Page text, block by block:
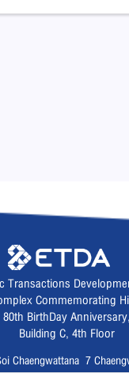
Transactions
Commemorating
80th BirthDay Anniversary,
Building C, 4th Floor
Chaengwattana 7